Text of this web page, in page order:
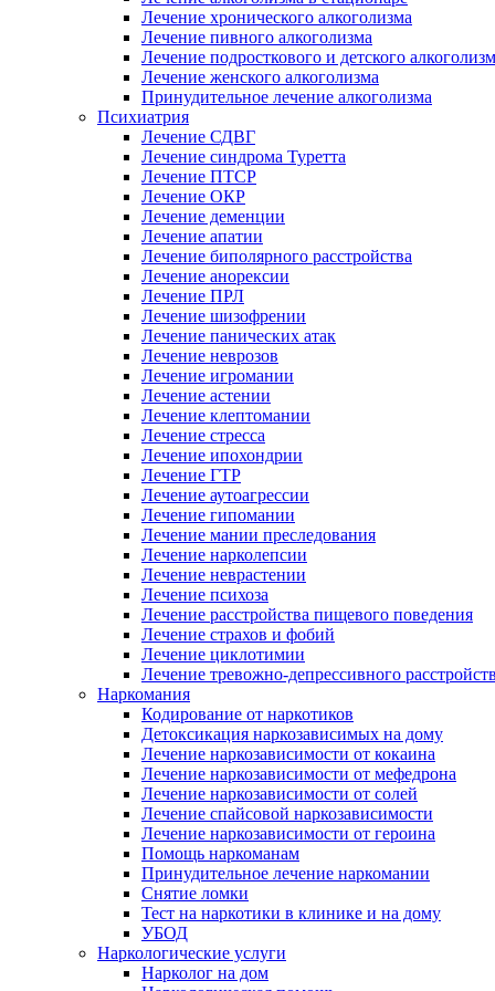
Лечение хронического алкоголизма
Лечение пивного алкоголизма
Лечение подросткового и детского
Лечение женского алкоголизма
Принудительное лечение алкоголизма
Психиатрия
Лечение СДВГ
Лечение синдрома Туретта
Лечение ПТСР
Лечение ОКР
Лечение деменции
Лечение апатии
Лечение биполярного расстройства
Лечение анорексии
Лечение ПРЛ
Лечение шизофрении
Лечение панических атак
Лечение неврозов
Лечение игромании
Лечение астении
Лечение клептомании
Лечение стресса
Лечение ипохондрии
Лечение ГТР
Лечение аутоагрессии
Лечение гипомании
Лечение мании преследования
Лечение нарколепсии
Лечение неврастении
Лечение психоза
Лечение расстройства пищевого поведения
Лечение страхов и фобий
Лечение циклотимии
Лечение тревожно-депрессивного
Наркомания
Кодирование от наркотиков
Детоксикация наркозависимых на дому
Лечение наркозависимости от кокаина
Лечение наркозависимости от мефедрона
Лечение наркозависимости от солей
Лечение спайсовой наркозависимости
Лечение наркозависимости от героина
Помощь наркоманам
Принудительное лечение наркомании
Снятие ломки
Тест на наркотики в клинике и на дому
УБОД
Наркологические услуги
Нарколог на дом